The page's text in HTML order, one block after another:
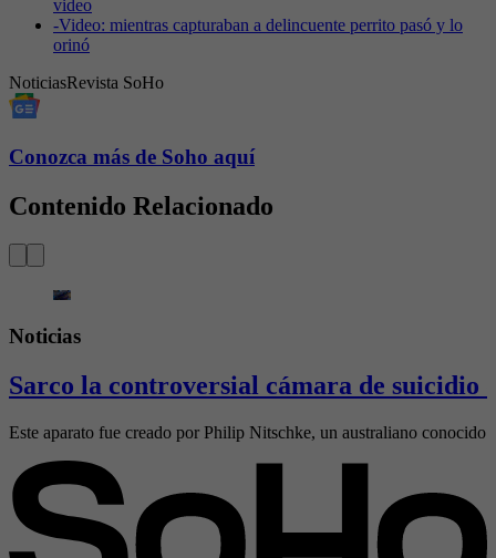
video
-Video: mientras capturaban a delincuente perrito pasó y lo
orinó
NoticiasRevista SoHo
Conozca más de Soho aquí
Contenido Relacionado
Noticias
Sarco la controversial cámara de suicidio
Este aparato fue creado por Philip Nitschke, un australiano conocido